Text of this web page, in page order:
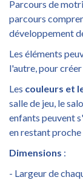
Parcours de
parcours
développement
Les éléments
l'autre, pour
Les couleurs et
salle de jeu, le
enfants peuvent
en restant
Dimensions :
- Largeur de